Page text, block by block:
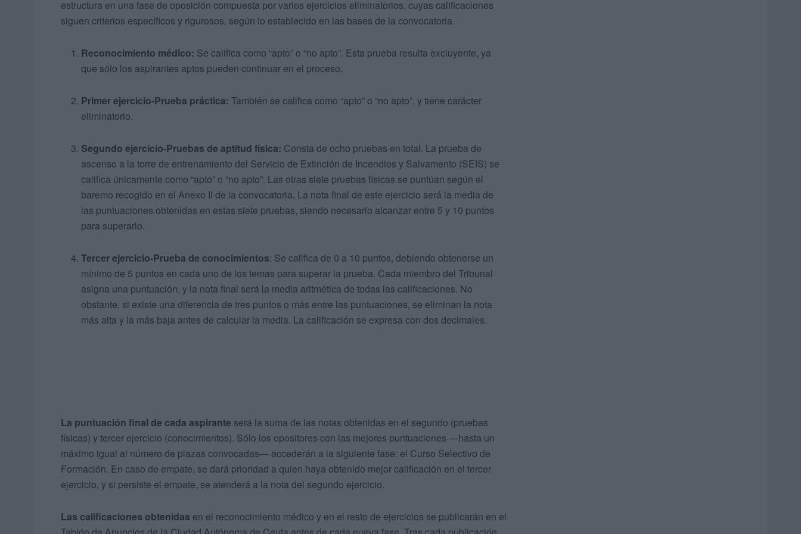
estructura en una fase de oposición compuesta por varios ejercicios eliminatorios, cuyas calificaciones
siguen criterios específicos y rigurosos, según lo establecido en las bases de la convocatoria.
Reconocimiento médico: Se califica como “apto” o “no apto”. Esta prueba resulta excluyente, ya
que sólo los aspirantes aptos pueden continuar en el proceso.
Primer ejercicio-Prueba práctica: También se califica como “apto” o “no apto”, y tiene carácter
eliminatorio.
Segundo ejercicio-Pruebas de aptitud física: Consta de ocho pruebas en total. La prueba de
ascenso a la torre de entrenamiento del Servicio de Extinción de Incendios y Salvamento (SEIS) se
califica únicamente como “apto” o “no apto”. Las otras siete pruebas físicas se puntúan según el
baremo recogido en el Anexo II de la convocatoria. La nota final de este ejercicio será la media de
las puntuaciones obtenidas en estas siete pruebas, siendo necesario alcanzar entre 5 y 10 puntos
para superarlo.
Tercer ejercicio-Prueba de conocimientos: Se califica de 0 a 10 puntos, debiendo obtenerse un
mínimo de 5 puntos en cada uno de los temas para superar la prueba. Cada miembro del Tribunal
asigna una puntuación, y la nota final será la media aritmética de todas las calificaciones. No
obstante, si existe una diferencia de tres puntos o más entre las puntuaciones, se eliminan la nota
más alta y la más baja antes de calcular la media. La calificación se expresa con dos decimales.
La puntuación final de cada aspirante será la suma de las notas obtenidas en el segundo (pruebas
físicas) y tercer ejercicio (conocimientos). Sólo los opositores con las mejores puntuaciones —hasta un
máximo igual al número de plazas convocadas— accederán a la siguiente fase: el Curso Selectivo de
Formación. En caso de empate, se dará prioridad a quien haya obtenido mejor calificación en el tercer
ejercicio, y si persiste el empate, se atenderá a la nota del segundo ejercicio.
Las calificaciones obtenidas en el reconocimiento médico y en el resto de ejercicios se publicarán en el